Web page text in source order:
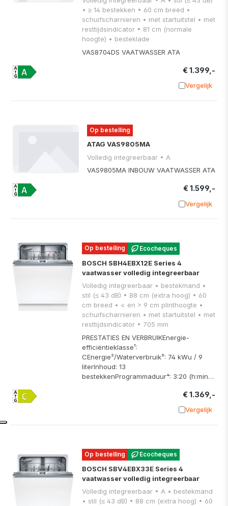
• ≥ 14 bestekken • 60 cm breed •
schuifscharnieren • met startuitstel • met
resttijdsindicator • 81 cm (normale
hoogte) • besteklade
VAS8704DS VAATWASSER ATA
€ 1.399,-
Vergelijk
Op bestelling
ATAG VAS9805MA
Volledig integreerbaar • A
VAS9805MA INBOUW VAATWASSER ATA
€ 1.599,-
Vergelijk
Op bestelling Ecocheques
BOSCH SBH4EBX12E Series 4
vaatwasser volledig integreerbaar
Volledig integreerbaar • bestekmand •
stil (≤ 43 dB) • 88 cm (extra hoog) • 60
cm breed • < en > 9 cm plinthoogte •
schuifscharnieren • met startuitstel • met
resttijdsindicator • 705 mm
PRESTATIES EN VERBRUIKEnergie-
efficiëntieklasse¹:
CEnergie²/Waterverbruik³: 74 kWu / 9
literInhoud: 13
bestekkenProgrammaduur⁴: 3:20 (h:min…
€ 1.369,-
Vergelijk
Op bestelling Ecocheques
BOSCH SBV4EBX33E Series 4
vaatwasser volledig integreerbaar
Volledig integreerbaar • A • bestekmand
• stil (≤ 43 dB) • 88 cm (extra hoog) • 60